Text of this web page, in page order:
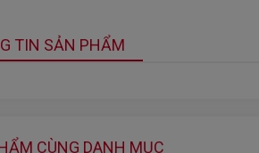
TIN SẢN PHẨM
CÙNG DANH MỤC